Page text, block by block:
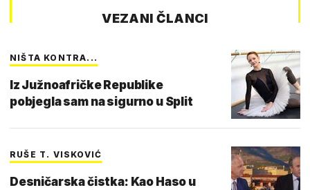
VEZANI ČLANCI
NIŠTA KONTRA...
Iz Južnoafričke Republike
pobjegla sam na sigurno u Split
RUŠE T. VISKOVIĆ
Desničarska čistka: Kao Haso u